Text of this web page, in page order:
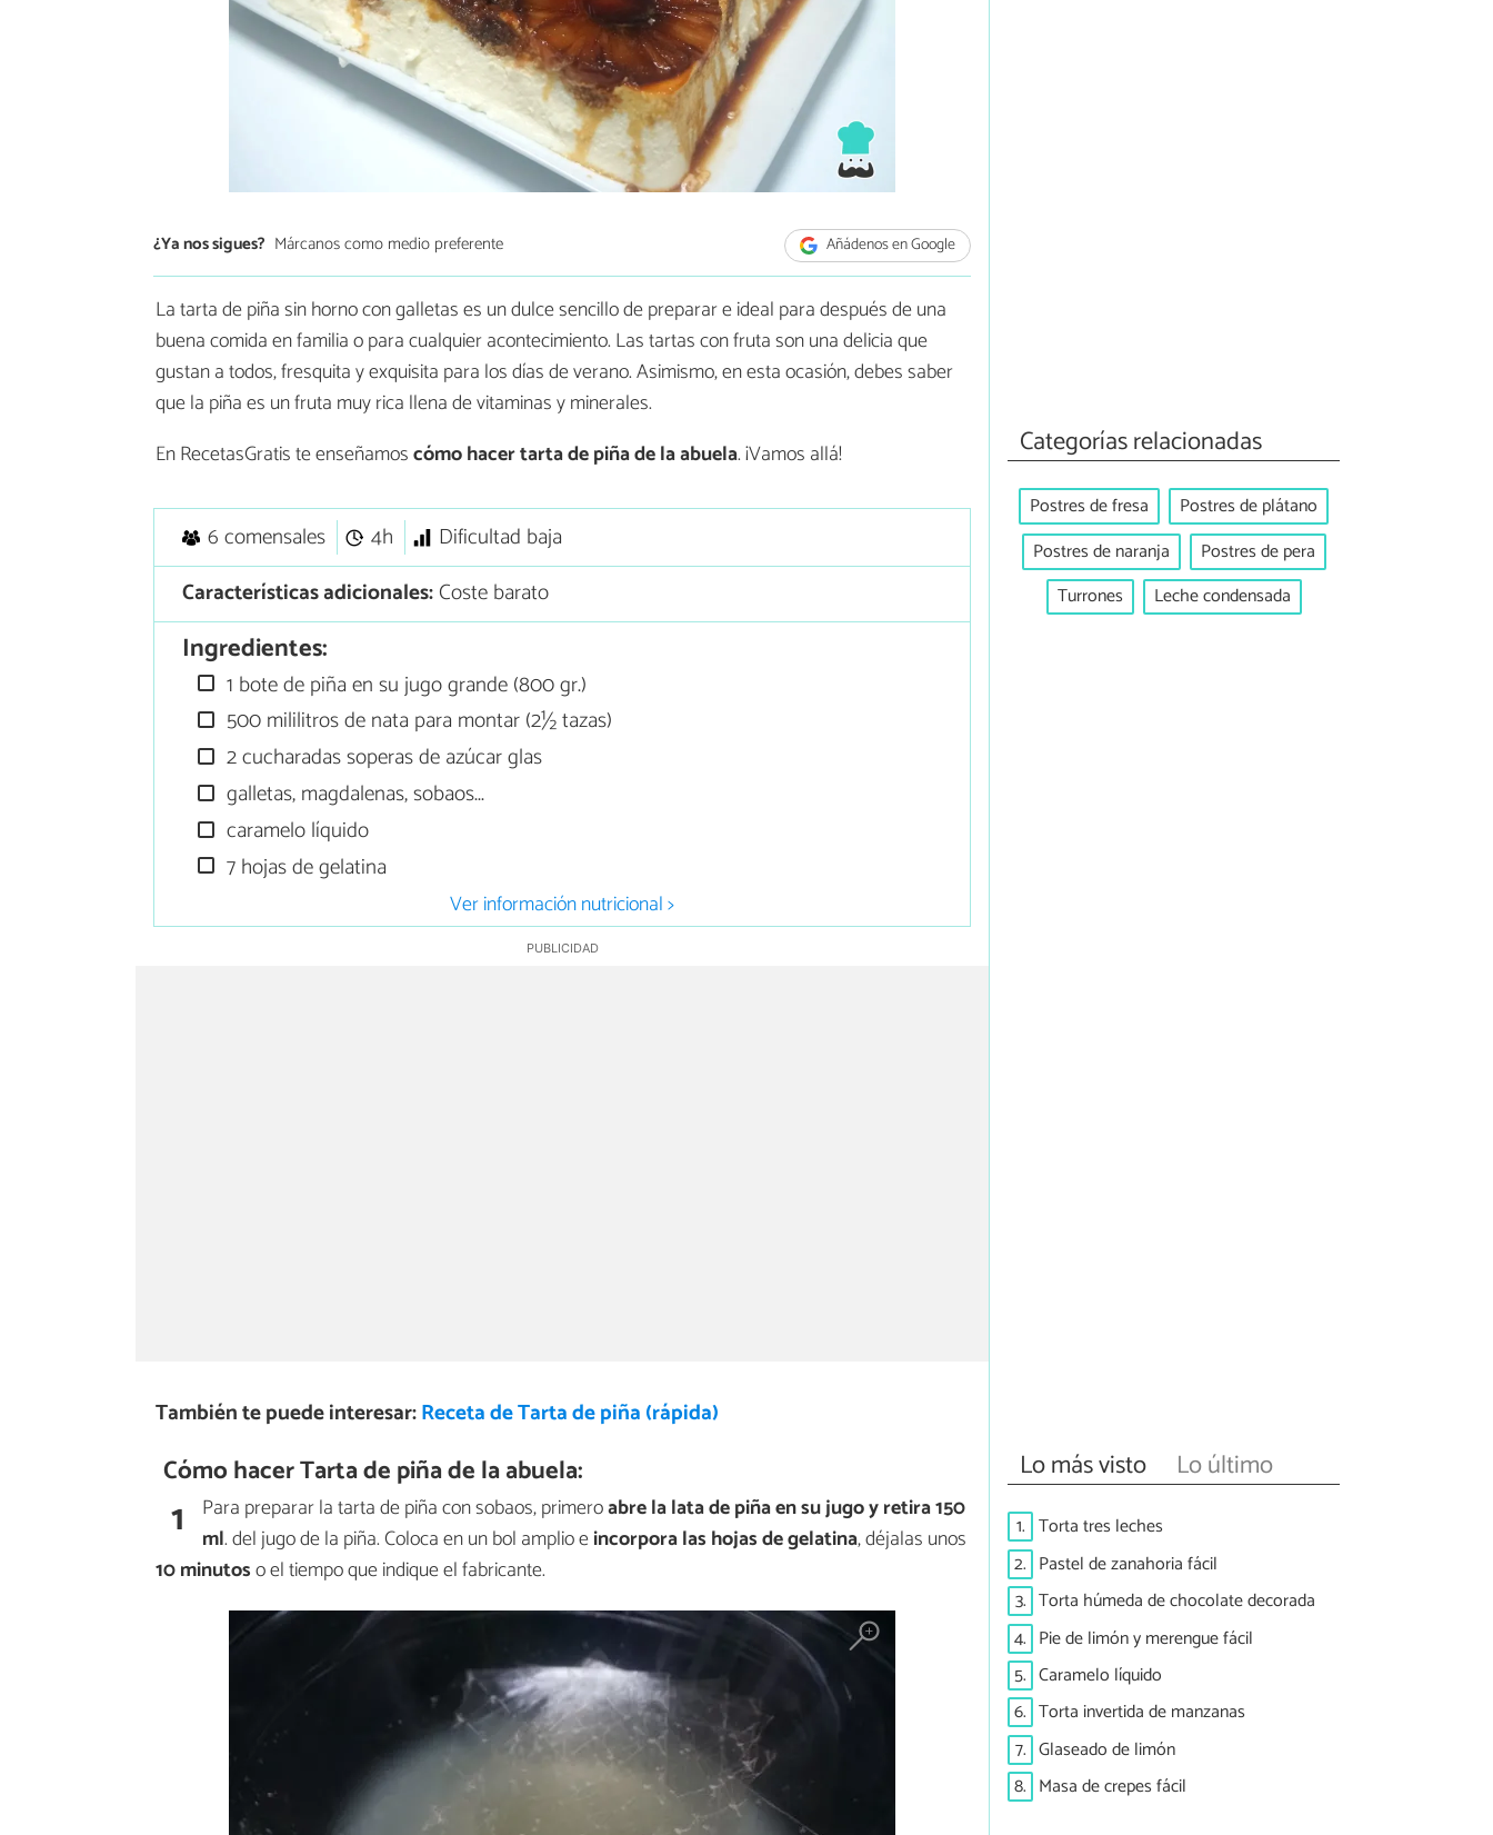
¿Ya nos sigues? Márcanos como medio preferente Añádenos en Google
La tarta de piña sin horno con galletas es un dulce sencillo de preparar e ideal para después de una
buena comida en familia o para cualquier acontecimiento. Las tartas con fruta son una delicia que
gustan a todos, fresquita y exquisita para los días de verano. Asimismo, en esta ocasión, debes saber
que la piña es un fruta muy rica llena de vitaminas y minerales.
En RecetasGratis te enseñamoscómo hacertarta de piña de la abuela. ¡Vamos allá!
6 comensales 4h
Dificultad baja
Características adicionales:Coste barato
Ingredientes:
1 bote de piña en su jugo grande (800 gr.)
500 mililitros de nata para montar (2½ tazas)
2 cucharadas soperas de azúcar glas
galletas, magdalenas, sobaos...
caramelo líquido
7 hojas de gelatina
Ver información nutricional >
También te puede interesar:Receta de Tarta de piña (rápida)
Cómo hacer Tarta de piña de la abuela:
1 Para preparar la tarta de piña con sobaos, primeroabre la lata de piña en su jugo y retira 150
ml. del jugo de la piña. Coloca en un bol amplio eincorpora las hojas de gelatina, déjalas unos
10 minutoso el tiempo que indique el fabricante.
Categorías relacionadas
Postres de fresa
Postres de plátano
Postres de naranja
Postres de pera
Turrones
Leche condensada
Lo más visto Lo último
1. Torta tres leches
2. Pastel de zanahoria fácil
3. Torta húmeda de chocolate decorada
4. Pie de limón y merengue fácil
5. Caramelo líquido
6. Torta invertida de manzanas
7. Glaseado de limón
8. Masa de crepes fácil